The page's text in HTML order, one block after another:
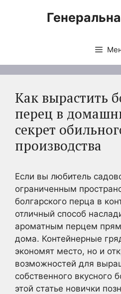
Как вырастить
перец в
секрет
производства
Если вы любитель
ограниченным
болгарского перца в
отличный способ
ароматным перцем
дома. Контейнерные
экономят место, но и
возможностей для
собственного вкусного
этой статье новички